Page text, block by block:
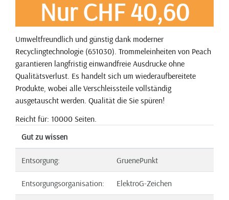
Nur CHF 40,60
Umweltfreundlich und günstig dank moderner
Recyclingtechnologie (651030). Trommeleinheiten von Peach
garantieren langfristig einwandfreie Ausdrucke ohne
Qualitätsverlust. Es handelt sich um wiederaufbereitete
Produkte, wobei alle Verschleissteile vollständig
ausgetauscht werden. Qualität die Sie spüren!
Reicht für: 10000 Seiten.
Gut zu wissen
Entsorgung: GruenePunkt
Entsorgungsorganisation: ElektroG-Zeichen